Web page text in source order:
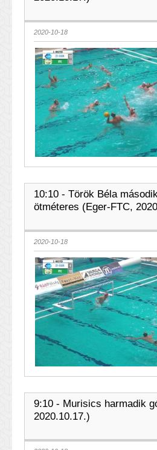
2020-10-18
10:10 - Török Béla
ötméteres (Eger-FTC,
2020-10-18
9:10 - Murisics harmadik
2020.10.17.)